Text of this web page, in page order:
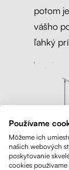
potom
vášho
ľahký
Používame
Môžeme ich
našich webových
poskytovanie
cookies